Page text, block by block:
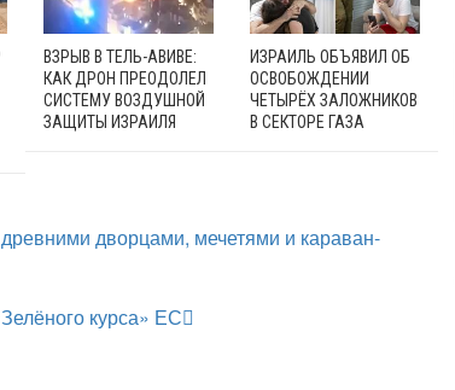
ВЗРЫВ В ТЕЛЬ-АВИВЕ:
КАК ДРОН ПРЕОДОЛЕЛ
СИСТЕМУ ВОЗДУШНОЙ
ЗАЩИТЫ ИЗРАИЛЯ
ИЗРАИЛЬ ОБЪЯВИЛ ОБ
ОСВОБОЖДЕНИИ
ЧЕТЫРЁХ ЗАЛОЖНИКОВ
В СЕКТОРЕ ГАЗА
дворцами, мечетями и караван-
курса» ЕС